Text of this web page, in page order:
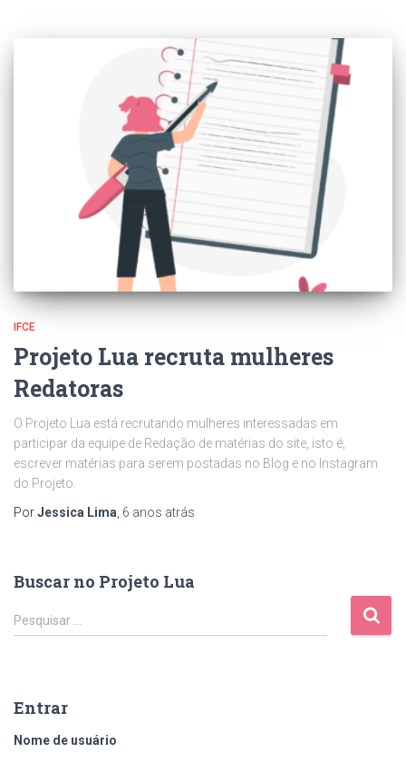
IFCE
Projeto Lua recruta mulheres
Redatoras
O Projeto Lua está recrutando mulheres interessadas em
participar da equipe de Redação de matérias do site, isto é,
escrever matérias para serem postadas no Blog e no Instagram
do Projeto.
PorJessica Lima 6 anos atrás
Buscar no Projeto Lua
Pesquisar …
Entrar
Nome de usuário